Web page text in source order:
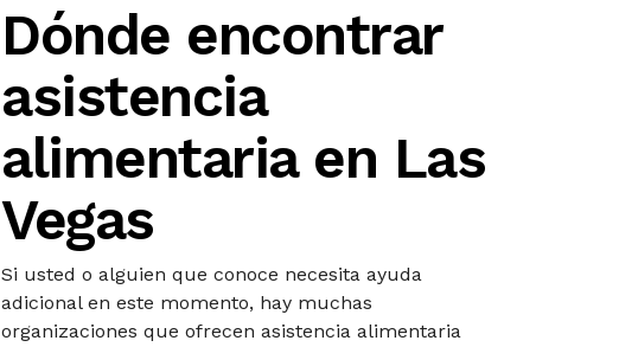
Dónde encontrar
asistencia
alimentaria en Las
Vegas
Si usted o alguien que conoce necesita ayuda
adicional en este momento, hay muchas
organizaciones que ofrecen asistencia alimentaria